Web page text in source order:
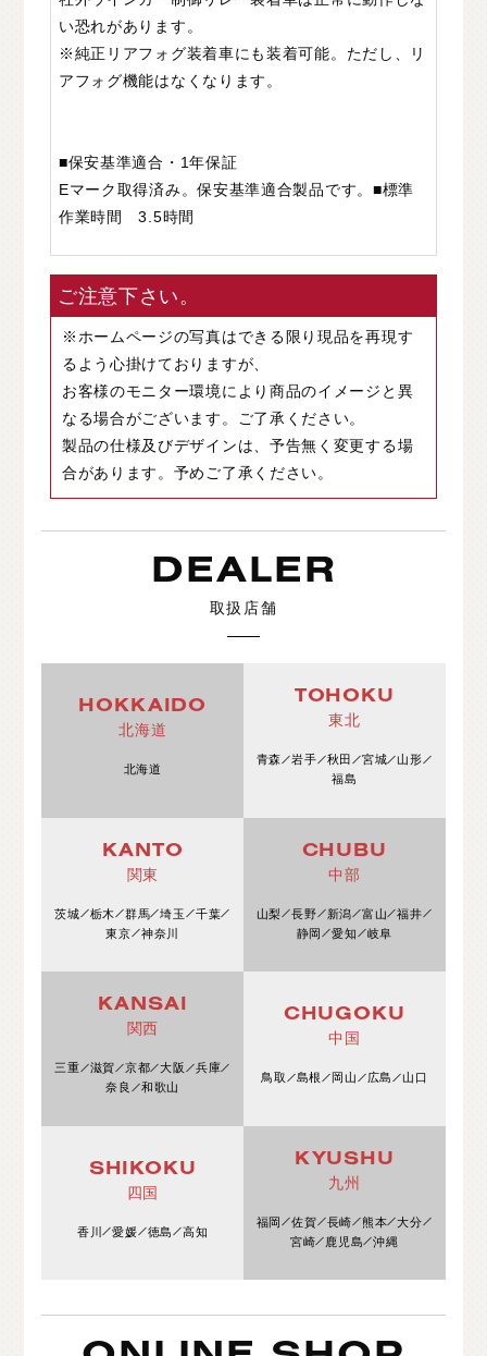
い恐れがあります。
※純正リアフォグ装着車にも装着可能。ただし、リ
アフォグ機能はなくなります。
■保安基準適合・1年保証
Eマーク取得済み。保安基準適合製品です。■標準
作業時間 3.5時間
ご注意下さい。
※ホームページの写真はできる限り現品を再現す
るよう心掛けておりますが、
お客様のモニター環境により商品のイメージと異
なる場合がございます。ご了承ください。
製品の仕様及びデザインは、予告無く変更する場
合があります。予めご了承ください。
DEALER
取扱店舗
HOKKAIDO
北海道
北海道
TOHOKU
東北
青森 岩手 秋田 宮城
山形
福島
KANTO
関東
茨城 栃木 群馬 埼玉
千葉
東京
神奈川
CHUBU
中部
山梨 長野 新潟 富山
福井
静岡
愛知 岐阜
KANSAI
関西
三重 滋賀 京都 大阪
兵庫
奈良
和歌山
CHUGOKU
中国
鳥取 島根 岡山 広島 山口
SHIKOKU
四国
香川 愛媛 徳島 高知
KYUSHU
九州
福岡 佐賀 長崎 熊本
大分
宮崎
鹿児島 沖縄